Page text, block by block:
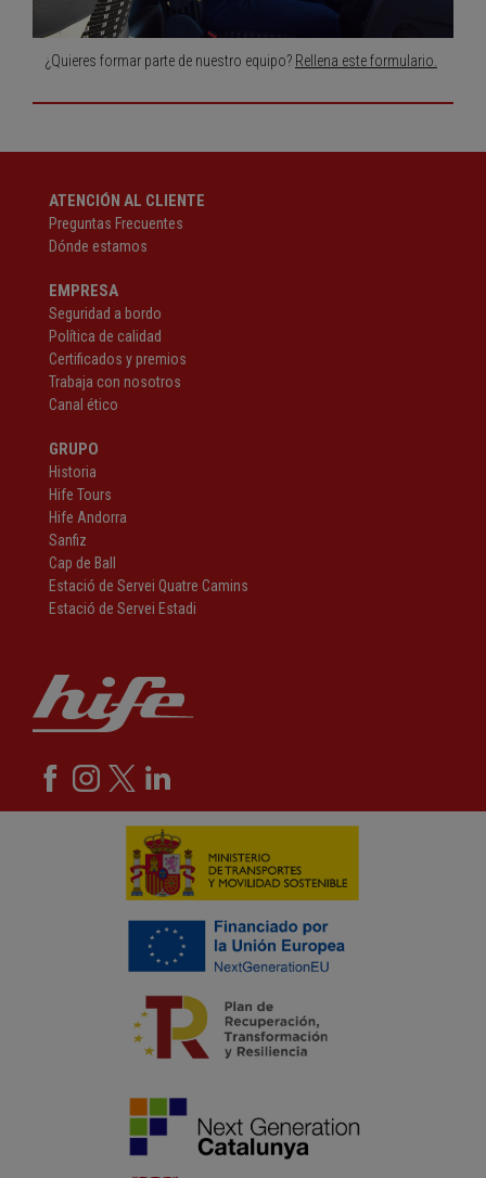
¿Quieres formar parte de nuestro equipo? Rellena este formulario.
ATENCIÓN AL CLIENTE
Preguntas Frecuentes
Dónde estamos
EMPRESA
Seguridad a bordo
Política de calidad
Certificados y premios
Trabaja con nosotros
Canal ético
GRUPO
Historia
Hife Tours
Hife Andorra
Sanfiz
Cap de Ball
Estació de Servei Quatre Camins
Estació de Servei Estadi